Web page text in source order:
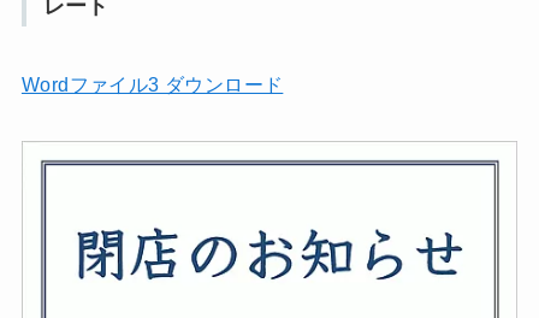
レート
Wordファイル3 ダウンロード